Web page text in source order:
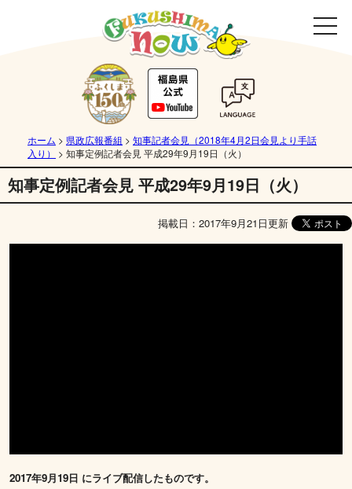
ホーム > 県政広報番組 > 知事記者会見（2018年4月2日会見より手話
入り）
> 知事定例記者会見 平成29年9月19日（火）
知事定例記者会見 平成29年9月19日（火）
掲載日：2017年9月21日更新
2017年9月19日 にライブ配信したものです。